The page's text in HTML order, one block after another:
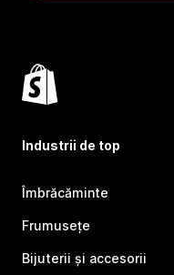
Industrii de top
Îmbrăcăminte
Frumusețe
Bijuterii și accesorii